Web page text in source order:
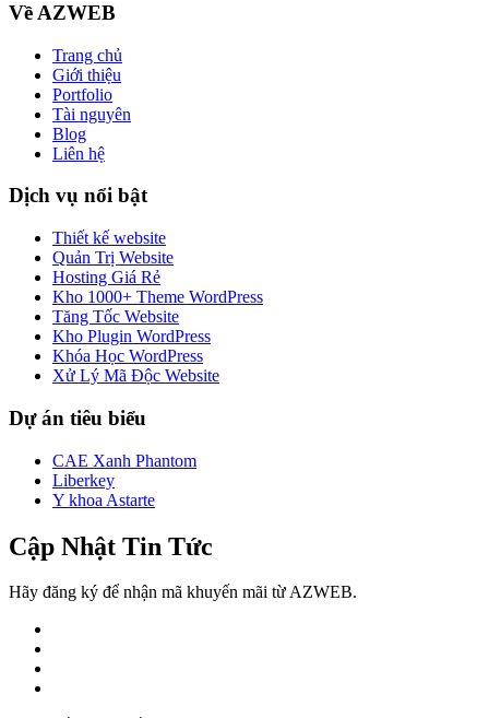
Về AZWEB
Trang chủ
Giới thiệu
Portfolio
Tài nguyên
Blog
Liên hệ
Dịch vụ nổi bật
Thiết kế website
Quản Trị Website
Hosting Giá Rẻ
Kho 1000+ Theme WordPress
Tăng Tốc Website
Kho Plugin WordPress
Khóa Học WordPress
Xử Lý Mã Độc Website
Dự án tiêu biểu
CAE Xanh Phantom
Liberkey
Y khoa Astarte
Cập Nhật Tin Tức
Hãy đăng ký để nhận mã khuyến mãi từ AZWEB.